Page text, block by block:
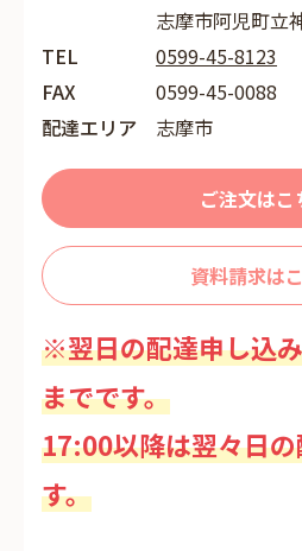
志摩市阿児町立
TEL
0599-45-8123
FAX
0599-45-0088
配達エリア
志摩市
ご注文はこ
資料請求は
※翌日の配達申し込
までです。
17:00以降は翌々日
す。